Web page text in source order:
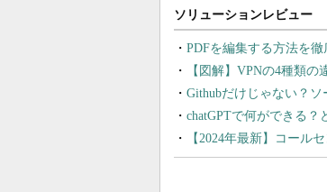
PDFを編集する方法を
【図解】VPNの4種類
Githubだけじゃない？
chatGPTで何ができる
【2024年最新】コール